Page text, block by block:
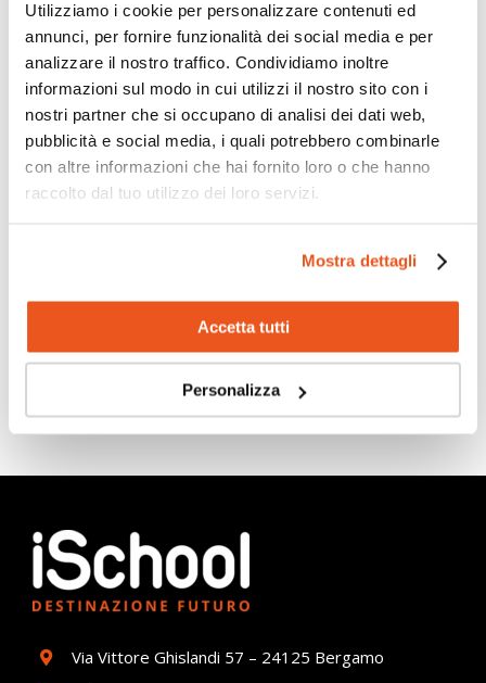
Utilizziamo i cookie per personalizzare contenuti ed
annunci, per fornire funzionalità dei social media e per
analizzare il nostro traffico. Condividiamo inoltre
informazioni sul modo in cui utilizzi il nostro sito con i
nostri partner che si occupano di analisi dei dati web,
pubblicità e social media, i quali potrebbero combinarle
con altre informazioni che hai fornito loro o che hanno
raccolto dal tuo utilizzo dei loro servizi.
Mostra dettagli
Accetta tutti
Personalizza
25 Maggio 2026
Quest’anno il nostro Istituto ha preso parte al progetto
“HBSC – Health Behaviour in School-aged...
Via Vittore Ghislandi 57 – 24125 Bergamo